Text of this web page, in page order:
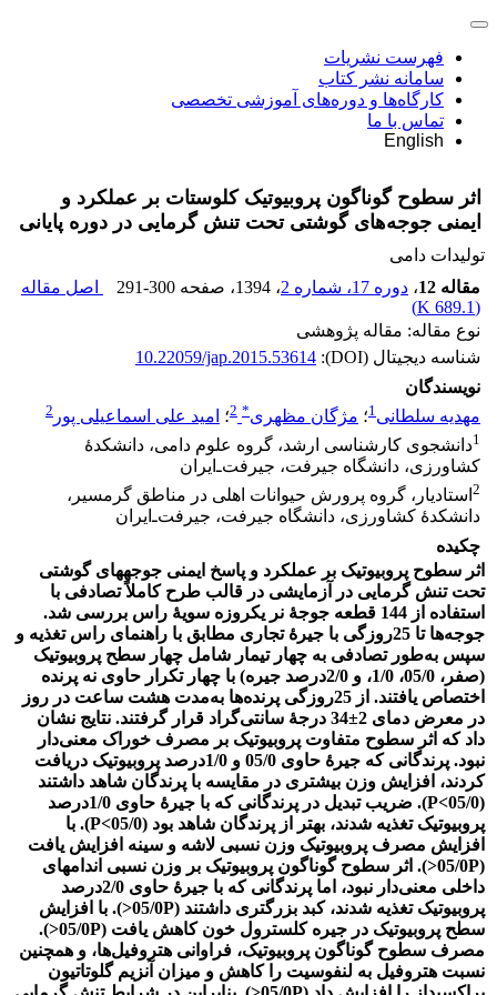
فهرست نشریات
سامانه نشر کتاب
کارگاه‌ها و دوره‌های آموزشی تخصصی
تماس با ما
English
اثر سطوح گوناگون پروبیوتیک کلوستات بر عملکرد و
ایمنی جوجه‌های گوشتی تحت تنش گرمایی در دوره پایانی
تولیدات دامی
مقاله 12
، دوره 17، شماره 2 ، 1394 ، صفحه 291-300
اصل مقاله
(
689.1 K
)
نوع مقاله: مقاله پژوهشی
شناسه دیجیتال (DOI):
10.22059/jap.2015.53614
نویسندگان
مهدیه سلطانی1؛ مژگان مظهری*
2؛ امید علی اسماعیلی پور 2
1دانشجوی کارشناسی ارشد، گروه علوم دامی، دانشکدۀ
کشاورزی، دانشگاه جیرفت، جیرفت‌ـ‌ایران
2 استادیار، گروه پرورش حیوانات اهلی در مناطق گرمسیر،
دانشکدۀ کشاورزی، دانشگاه جیرفت، جیرفت‌ـ‌ایران
چکیده
اثر سطوح پروبیوتیک بر عملکرد و پاسخ ایمنی جوجه‏های گوشتی
تحت تنش گرمایی در آزمایشی در قالب طرح کاملاً تصادفی با
استفاده از 144 قطعه جوجۀ نر یک‏روزه سویۀ راس بررسی شد.
جوجه‌ها تا 25روزگی با جیرۀ تجاری مطابق با راهنمای راس تغذیه و
سپس به‌طور تصادفی به چهار تیمار شامل چهار سطح پروبیوتیک
(صفر، 05/0، 1/0، و 2/0درصد جیره) با چهار تکرار حاوی نه پرنده
اختصاص یافتند. از 25روزگی پرنده‌ها به‌مدت هشت ساعت در روز
در معرض دمای 2±34 درجۀ سانتی‌گراد قرار‌ گرفتند. نتایج نشان
داد که اثر سطوح متفاوت پروبیوتیک بر مصرف خوراک معنی‌دار
نبود. پرندگانی که جیرۀ حاوی 05/0 و 1/0درصد پروبیوتیک دریافت
کردند، افزایش وزن بیشتری در مقایسه با پرندگان شاهد داشتند
(05/0>P). ضریب تبدیل در پرندگانی که با جیرۀ حاوی 1/0درصد
پروبیوتیک تغذیه شدند، بهتر از پرندگان شاهد بود (05/0>P). با
افزایش مصرف پروبیوتیک وزن نسبی لاشه و سینه افزایش یافت
(05/0P<). اثر سطوح گوناگون پروبیوتیک بر وزن نسبی اندام‏های
داخلی معنی‌دار نبود، اما پرندگانی که با جیرۀ حاوی 2/0درصد
پروبیوتیک تغذیه شدند، کبد بزرگتری داشتند (05/0P<). با افزایش
سطح پروبیوتیک در جیره کلسترول خون کاهش یافت (05/0P<).
مصرف سطوح گوناگون پروبیوتیک، فراوانی هتروفیل‌ها، و همچنین
نسبت هتروفیل به لنفوسیت را کاهش و میزان آنزیم گلوتاتیون